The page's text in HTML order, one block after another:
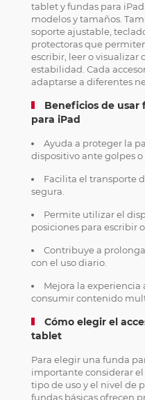
tablet y fundas para
modelos y tamaños.
soporte ajustable,
protectoras que
escribir, leer o visualizar
estabilidad. Cada
adaptarse a diferentes
Beneficios de
para iPad
Ayuda a proteger la
dispositivo ante golpes o
Facilita el transporte
segura.
Permite utilizar el
posiciones para escribir
Contribuye a
con el uso diario.
Mejora la experiencia
consumir contenido
Cómo elegir el
tablet
Para elegir una funda
importante considerar
tipo de uso y el nivel de
fundas básicas ofrecen